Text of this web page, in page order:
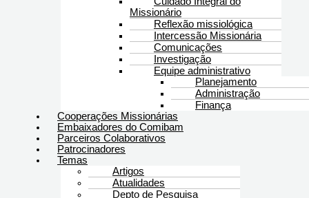
Missionário
Reflexão missiológica
Intercessão Missionária
Comunicações
Investigação
Equipe administrativo
Planejamento
Administração
Finança
Cooperações Missionárias
Embaixadores do Comibam
Parceiros Colaborativos
Patrocinadores
Temas
Artigos
Atualidades
Depto de Pesquisa